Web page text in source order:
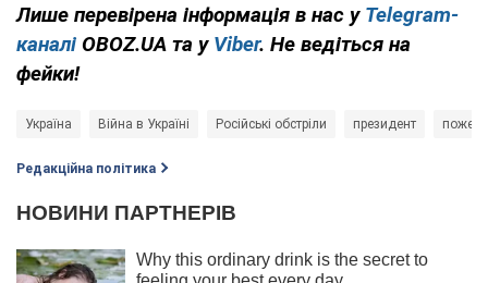
Лише перевірена інформація в нас у Telegram-
каналі OBOZ.UA та у Viber. Не ведіться на
фейки!
Україна Війна в Україні Російські обстріли президент
Редакційна політика